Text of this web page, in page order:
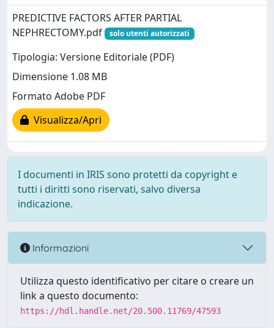
PREDICTIVE FACTORS AFTER PARTIAL
NEPHRECTOMY.pdf
solo utenti autorizzati
Tipologia: Versione Editoriale (PDF)
Dimensione 1.08 MB
Formato Adobe PDF
Visualizza/Apri
I documenti in IRIS sono protetti da copyright e
tutti i diritti sono riservati, salvo diversa
indicazione.
Informazioni
Utilizza questo identificativo per citare o creare un
link a questo documento:
https://hdl.handle.net/20.500.11769/47593